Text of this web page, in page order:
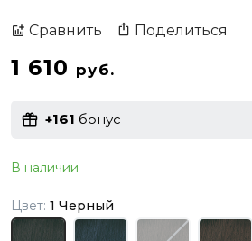
Сравнить Поделиться
1 610 руб.
+161 бонус
В наличии
Цвет: 1 Черный